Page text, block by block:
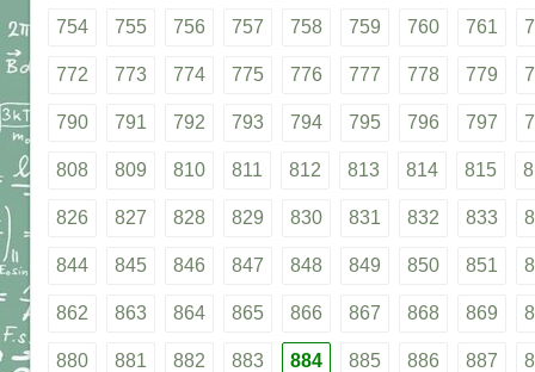
754 755 756 757 758 759 760 761
772 773 774 775 776 777 778 779
790 791 792 793 794 795 796 797
808 809 810 811 812 813 814 815
826 827 828 829 830 831 832 833
844 845 846 847 848 849 850 851
862 863 864 865 866 867 868 869
880 881 882 883 884 885 886 887